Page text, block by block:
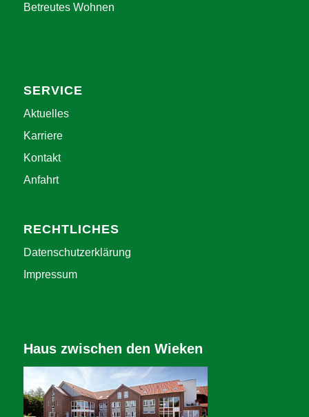
Betreutes Wohnen
SERVICE
Aktuelles
Karriere
Kontakt
Anfahrt
RECHTLICHES
Datenschutzerklärung
Impressum
Haus zwischen den Wieken